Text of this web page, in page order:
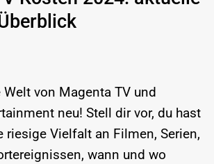
von Magenta TV und
neu! Stell dir vor, du hast
riesige Vielfalt an Filmen, Serien,
wann und wo